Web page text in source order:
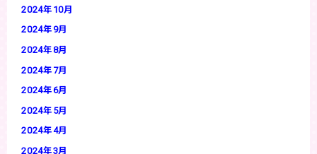
2024年10月
2024年9月
2024年8月
2024年7月
2024年6月
2024年5月
2024年4月
2024年3月